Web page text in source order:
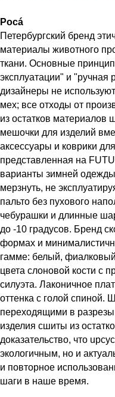
Росá
Петербургский бренд
материалы животного
ткани. Основные
эксплуатации" и
дизайнеры не
мех; все отходы от
из остатков
мешочки для изделий
аксессуары и коврики
представленная на
варианты зимней
мерзнуть, не
пальто без пухового
чебурашки и длинные
до -10 градусов. Бренд
формах и
гамме: белый,
цвета слоновой кости с
силуэта. Лаконичное
оттенка с голой спиной.
переходящими в
изделия сшиты из
доказательство, что
экологичным, но и
и повторное
шаги в наше время.